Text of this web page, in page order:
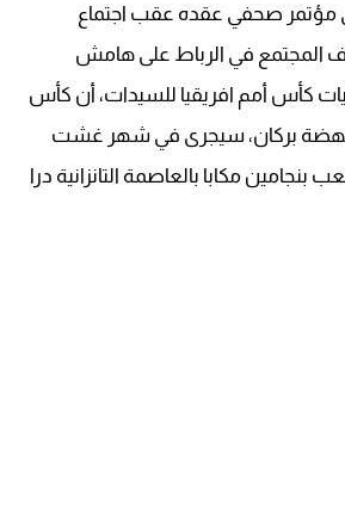
صحفي عقده عقب اجتماع
المجتمع في الرباط على هامش
كأس أمم افريقيا للسيدات، أن كأس
ونهضة بركان، سيجرى في شهر غشت
بنجامين مكابا بالعاصمة التانزانية درا